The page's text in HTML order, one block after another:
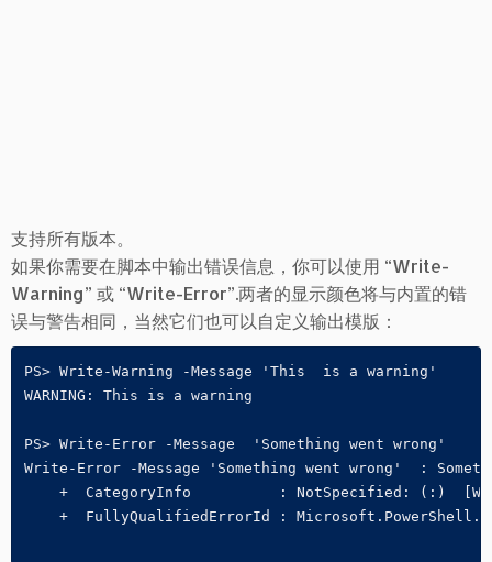
支持所有版本。
如果你需要在脚本中输出错误信息，你可以使用 “Write-
Warning” 或 “Write-Error”.两者的显示颜色将与内置的错
误与警告相同，当然它们也可以自定义输出模版：
PS> Write-Warning -Message 'This  is a warning'
WARNING: This is a warning
PS> Write-Error -Message  'Something went wrong'
Write-Error -Message 'Something went wrong'  :
+  CategoryInfo          : NotSpecified: (:)
+  FullyQualifiedErrorId :